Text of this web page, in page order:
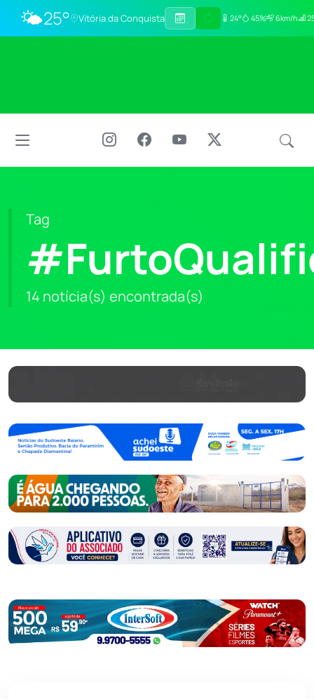
🌤️25° Vitória da Conquista 24° 45% 6km/h
Tag
14 notícia(s) encontrada(s)